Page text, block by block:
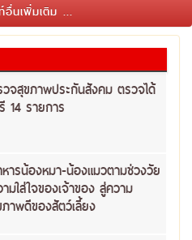
อื่นเพิ่มเติม ...
จสุขภาพประกันสังคม ตรวจได้
14 รายการ
ารน้องหมา-น้องแมวตามช่วงวัย
มใส่ใจของเจ้าของ สู่ความ
าพดีของสัตว์เลี้ยง